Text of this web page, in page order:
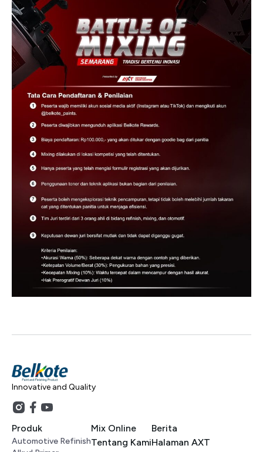
Innovative and Quality
Produk
Automotive Refinish
Mix Online
Tentang Kami
Berita
Halaman AXT